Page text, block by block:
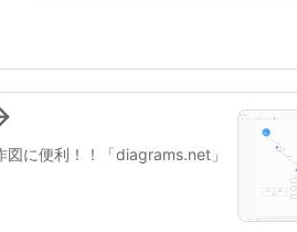
図に便利！！「diagrams.net」